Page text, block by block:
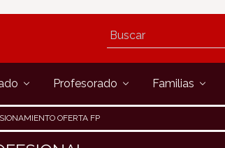
Profesorado Familias
OFERTA FP